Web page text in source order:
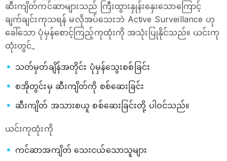
ဆီးကျိတ်ကင်ဆာများသည် ကြီးထွားနှုန်းနှေးသောကြောင့်
ချက်ချင်းကုသရန် မလိုအပ်သေးဘဲ Active Surveillance ဟု
ခေါ်သော ပုံမှန်စောင့်ကြည့်ကုထုံးကို အသုံးပြုနိုင်သည်။ ယင်းကု
ထုံးတွင်_
သတ်မှတ်ချိန်အတိုင်း ပုံမှန်သွေးစစ်ခြင်း
စအိုတွင်းမှ ဆီးကျိတ်ကို စစ်ဆေးခြင်း
ဆီးကျိတ် အသားစယူ စစ်ဆေးခြင်းတို့ ပါဝင်သည်။
ယင်းကုထုံးကို
ကင်ဆာအကျိတ် သေးငယ်သောသူများ